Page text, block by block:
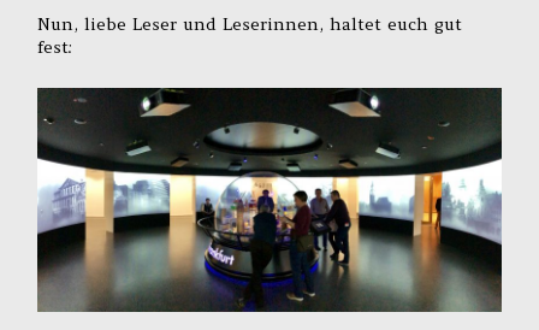
Nun, liebe Leser und Leserinnen, haltet euch gut
fest: